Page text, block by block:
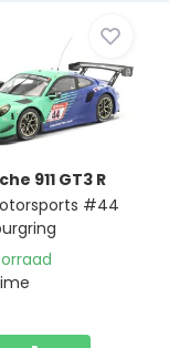
911 GT3 R
#44